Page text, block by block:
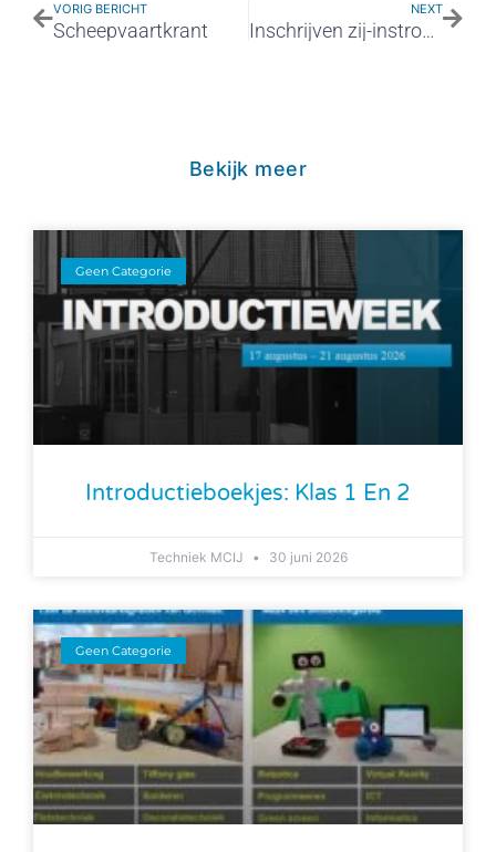
VORIG BERICHT
Scheepvaartkrant
NEXT
Inschrijven zij-instromers 2021-2022
Bekijk meer
Geen Categorie
Introductieboekjes: Klas 1 En 2
Techniek MCIJ 30 juni 2026
Geen Categorie